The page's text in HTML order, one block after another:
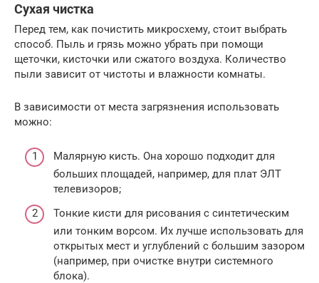
Сухая чистка
Перед тем, как почистить микросхему, стоит выбрать
способ. Пыль и грязь можно убрать при помощи
щеточки, кисточки или сжатого воздуха. Количество
пыли зависит от чистоты и влажности комнаты.
В зависимости от места загрязнения использовать
можно:
Малярную кисть. Она хорошо подходит для
больших площадей, например, для плат ЭЛТ
телевизоров;
Тонкие кисти для рисования с синтетическим
или тонким ворсом. Их лучше использовать для
открытых мест и углублений с большим зазором
(например, при очистке внутри системного
блока).